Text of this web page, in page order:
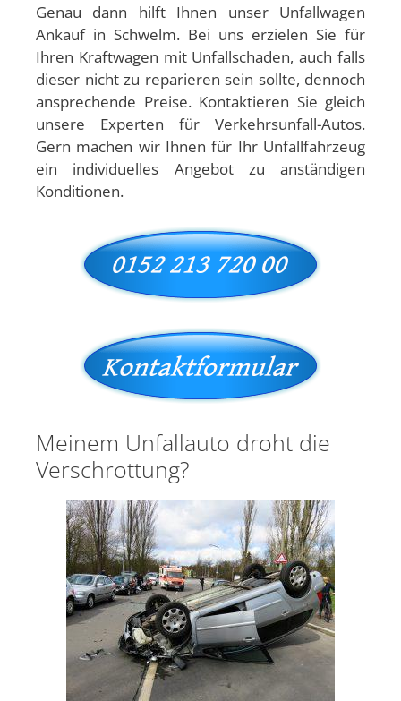
Genau dann hilft Ihnen unser Unfallwagen
Ankauf in Schwelm. Bei uns erzielen Sie für
Ihren Kraftwagen mit Unfallschaden, auch falls
dieser nicht zu reparieren sein sollte, dennoch
ansprechende Preise. Kontaktieren Sie gleich
unsere Experten für Verkehrsunfall-Autos.
Gern machen wir Ihnen für Ihr Unfallfahrzeug
ein individuelles Angebot zu anständigen
Konditionen.
Meinem Unfallauto droht die
Verschrottung?